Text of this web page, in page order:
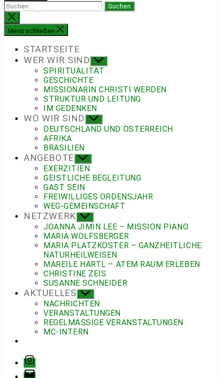
Suchen
nach:
Suche
schließen
Menü schließen
STARTSEITE
WER WIR SIND Untermenü
anzeigen
SPIRITUALITÄT
GESCHICHTE
MISSIONARIN CHRISTI WERDEN
STRUKTUR UND LEITUNG
IM GEDENKEN
WO WIR SIND
Untermenü
anzeigen
DEUTSCHLAND UND ÖSTERREICH
AFRIKA
BRASILIEN
ANGEBOTE Untermenü
anzeigen
EXERZITIEN
GEISTLICHE BEGLEITUNG
GAST SEIN
FREIWILLIGES ORDENSJAHR
WEG-GEMEINSCHAFT
NETZWERK Untermenü
anzeigen
JOANNA JIMIN LEE – MISSION PIANO
MARIA WOLFSBERGER
MARIA PLATZKÖSTER – GANZHEITLICHE
NATURHEILWEISEN
MAREILE HARTL – ATEM RAUM ERLEBEN
CHRISTINE ZEIS
SUSANNE SCHNEIDER
AKTUELLES Untermenü
anzeigen
NACHRICHTEN
VERANSTALTUNGEN
REGELMÄSSIGE VERANSTALTUNGEN
MC-INTERN
Instagram
E-